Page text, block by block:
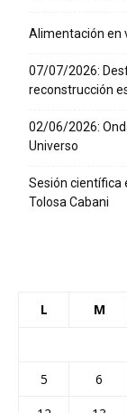
Alimentación en
07/07/2026:
reconstrucción
02/06/2026:
Universo
Sesión científica
Tolosa Cabani
L M
5
6